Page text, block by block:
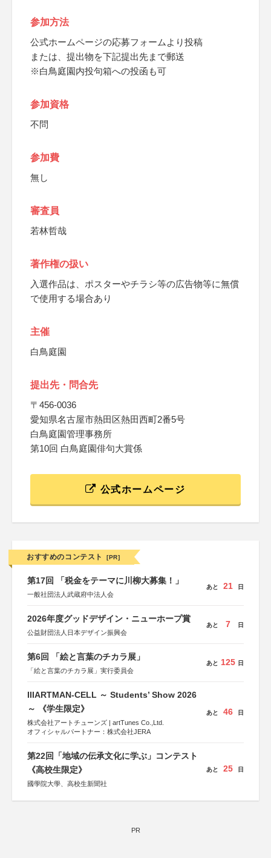
参加方法
公式ホームページの応募フォームより投稿
または、提出物を下記提出先まで郵送
※白鳥庭園内投句箱への投函も可
参加資格
不問
参加費
無し
審査員
若林哲哉
著作権の扱い
入選作品は、ポスターやチラシ等の広告物等に無償
で使用する場合あり
主催
白鳥庭園
提出先・問合先
〒456-0036
愛知県名古屋市熱田区熱田西町2番5号
白鳥庭園管理事務所
第10回 白鳥庭園俳句大賞係
公式ホームページ
おすすめのコンテスト [PR]
第17回 「税金をテーマに川柳大募集！」
一般社団法人武蔵府中法人会
あと 21 日
2026年度グッドデザイン・ニューホープ賞
公益財団法人日本デザイン振興会
あと 7 日
第6回 「絵と言葉のチカラ展」
「絵と言葉のチカラ展」実行委員会
あと 125 日
IIIARTMAN-CELL ～ Students’ Show 2026
～ 《学生限定》
株式会社アートチューンズ | artTunes Co.,Ltd.
オフィシャルパートナー：株式会社JERA
あと 46 日
第22回「地域の伝承文化に学ぶ」コンテスト
《高校生限定》
國學院大學、高校生新聞社
あと 25 日
PR